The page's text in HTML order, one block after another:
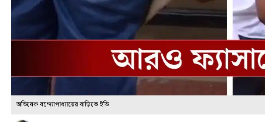
অভিষেক বন্দ্যোপাধ্যায়ের বাড়িতে ইডি